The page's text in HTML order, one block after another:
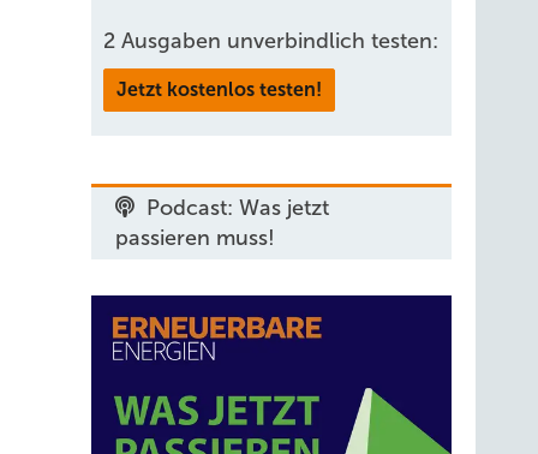
2 Ausgaben unverbindlich testen:
Jetzt kostenlos testen!
Podcast: Was jetzt
passieren muss!